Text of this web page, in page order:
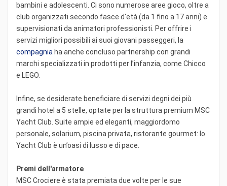
bambini e adolescenti. Ci sono numerose aree gioco, oltre a
club organizzati secondo fasce d'età (da 1 fino a 17 anni) e
supervisionati da animatori professionisti. Per offrire i
servizi migliori possibili ai suoi giovani passeggeri, la
compagnia ha anche concluso partnership con grandi
marchi specializzati in prodotti per l’infanzia, come Chicco
e LEGO.
Infine, se desiderate beneficiare di servizi degni dei più
grandi hotel a 5 stelle, optate per la struttura premium MSC
Yacht Club. Suite ampie ed eleganti, maggiordomo
personale, solarium, piscina privata, ristorante gourmet: lo
Yacht Club è un’oasi di lusso e di pace.
Premi dell'armatore
MSC Crociere è stata premiata due volte per le sue